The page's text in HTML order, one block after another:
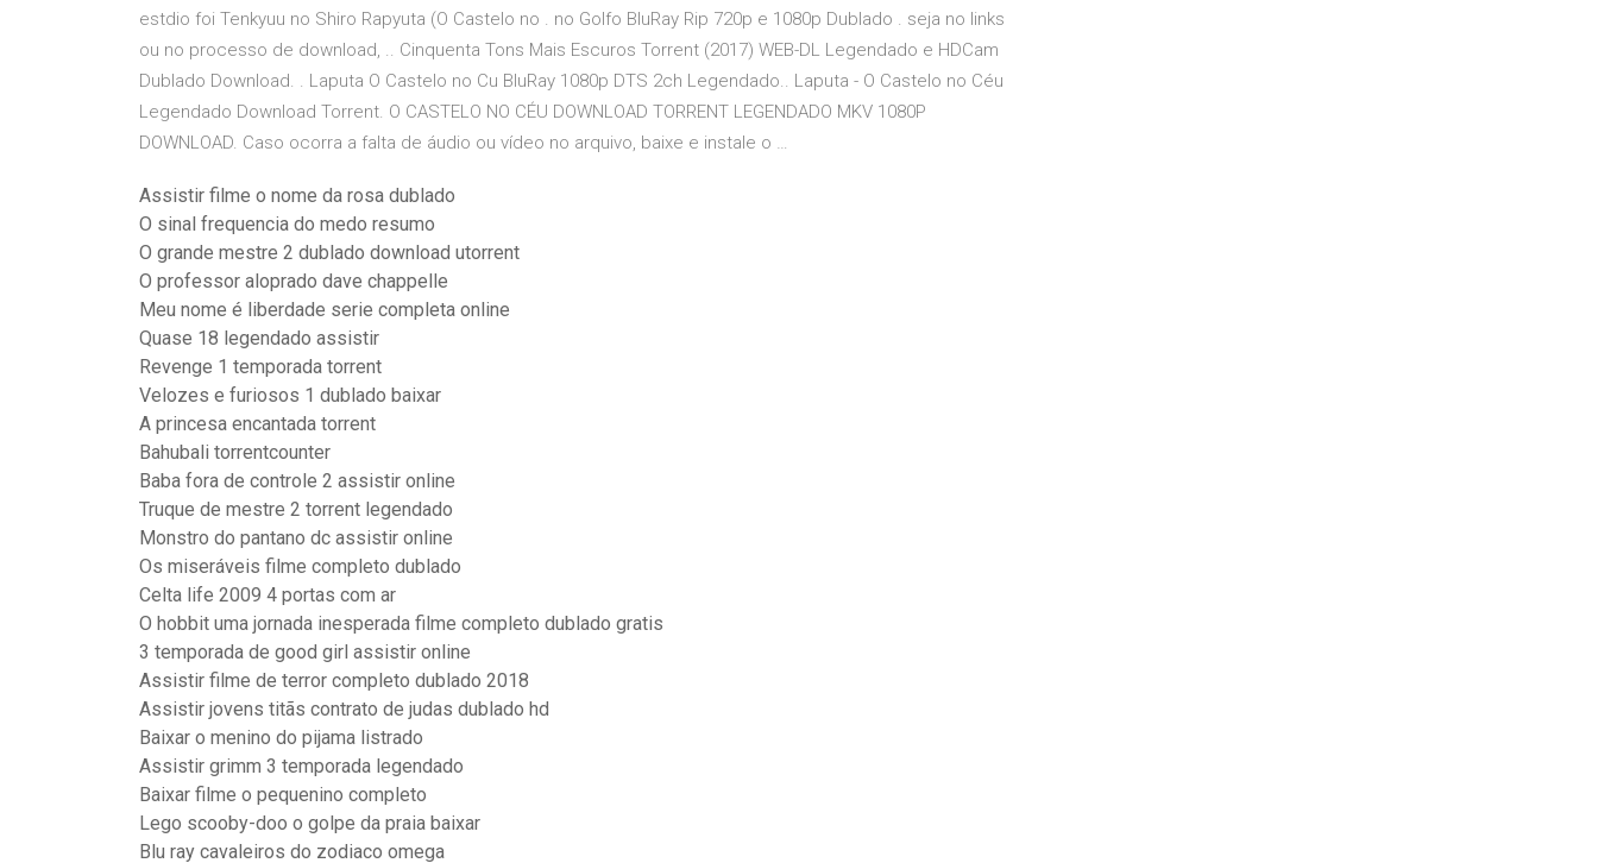
estdio foi Tenkyuu no Shiro Rapyuta (O Castelo no . no Golfo BluRay Rip 720p e 1080p Dublado . seja no links
ou no processo de download, .. Cinquenta Tons Mais Escuros Torrent (2017) WEB-DL Legendado e HDCam
Dublado Download. . Laputa O Castelo no Cu BluRay 1080p DTS 2ch Legendado.. Laputa - O Castelo no Céu
Legendado Download Torrent. O CASTELO NO CÉU DOWNLOAD TORRENT LEGENDADO MKV 1080P
DOWNLOAD. Caso ocorra a falta de áudio ou vídeo no arquivo, baixe e instale o …
Assistir filme o nome da rosa dublado
O sinal frequencia do medo resumo
O grande mestre 2 dublado download utorrent
O professor aloprado dave chappelle
Meu nome é liberdade serie completa online
Quase 18 legendado assistir
Revenge 1 temporada torrent
Velozes e furiosos 1 dublado baixar
A princesa encantada torrent
Bahubali torrentcounter
Baba fora de controle 2 assistir online
Truque de mestre 2 torrent legendado
Monstro do pantano dc assistir online
Os miseráveis filme completo dublado
Celta life 2009 4 portas com ar
O hobbit uma jornada inesperada filme completo dublado gratis
3 temporada de good girl assistir online
Assistir filme de terror completo dublado 2018
Assistir jovens titãs contrato de judas dublado hd
Baixar o menino do pijama listrado
Assistir grimm 3 temporada legendado
Baixar filme o pequenino completo
Lego scooby-doo o golpe da praia baixar
Blu ray cavaleiros do zodiaco omega